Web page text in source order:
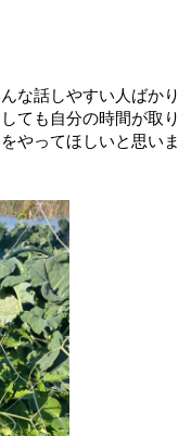
な話しやすい人ばかり
ても自分の時間が取り
やってほしいと思いま